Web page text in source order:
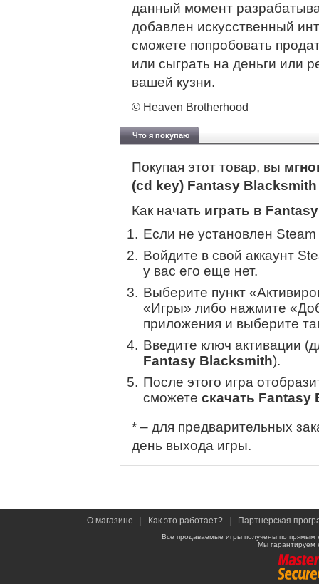
данный момент
добавлен искусственный
сможете попробовать
или сыграть на деньги или
вашей кузни.
© Heaven Brotherhood
Что я покупаю
Покупая этот товар, вы
(cd key) Fantasy
Как начать играть в
Если не установлен
Войдите в свой аккаунт
у вас его еще нет.
Выберите пункт
«Игры» либо нажмите
приложения и выберите
Введите ключ активации
Fantasy Blacksmith).
После этого игра
сможете скачать Fantasy
* – для предварительных
день выхода игры.
О магазине Как это работает? Партнерская
Все продаваемые игры получены по
Мы гарантируем